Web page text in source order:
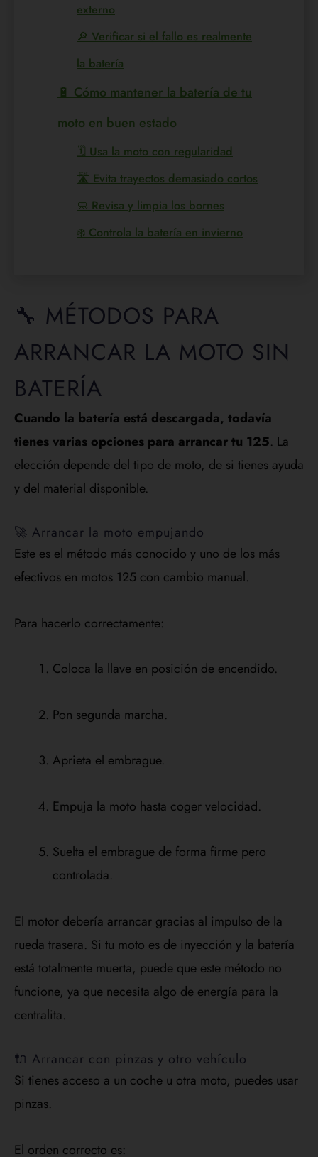
externo
🔎 Verificar si el fallo es realmente
la batería
🔋 Cómo mantener la batería de tu
moto en buen estado
🗓️ Usa la moto con regularidad
🛣️ Evita trayectos demasiado cortos
🧼 Revisa y limpia los bornes
❄️ Controla la batería en invierno
🔧 MÉTODOS PARA
ARRANCAR LA MOTO SIN
BATERÍA
Cuando la batería está descargada, todavía
tienes varias opciones para arrancar tu 125. La
elección depende del tipo de moto, de si tienes ayuda
y del material disponible.
🚀 Arrancar la moto empujando
Este es el método más conocido y uno de los más
efectivos en motos 125 con cambio manual.
Para hacerlo correctamente:
Coloca la llave en posición de encendido.
Pon segunda marcha.
Aprieta el embrague.
Empuja la moto hasta coger velocidad.
Suelta el embrague de forma firme pero
controlada.
El motor debería arrancar gracias al impulso de la
rueda trasera. Si tu moto es de inyección y la batería
está totalmente muerta, puede que este método no
funcione, ya que necesita algo de energía para la
centralita.
🔌 Arrancar con pinzas y otro vehículo
Si tienes acceso a un coche u otra moto, puedes usar
pinzas.
El orden correcto es: